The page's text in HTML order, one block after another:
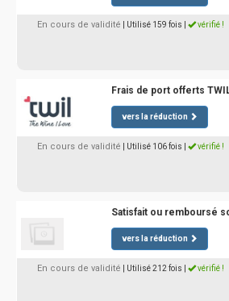
En cours de validité | Utilisé 159 fois vérifié !
Frais de port offerts
vers la réduction
En cours de validité | Utilisé 106 fois vérifié !
Satisfait ou remboursé
vers la réduction
En cours de validité | Utilisé 212 fois vérifié !